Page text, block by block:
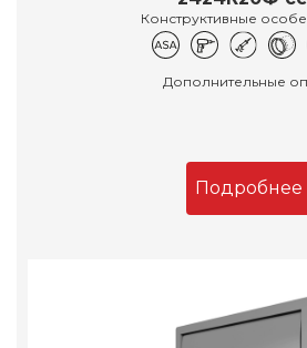
Конструктивные
Дополнительные
Подробнее